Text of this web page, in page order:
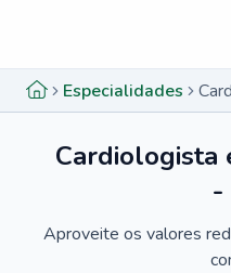
Especialidades
Cardiologista
-
Aproveite os valores